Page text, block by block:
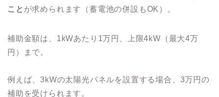
こと が求められます（蓄電池の併設もOK）。
補助金額は、1kWあたり1万円、上限4kW（最大4万
円）まで。
例えば、3kWの太陽光パネルを設置する場合、3万円の
補助を受けられます。